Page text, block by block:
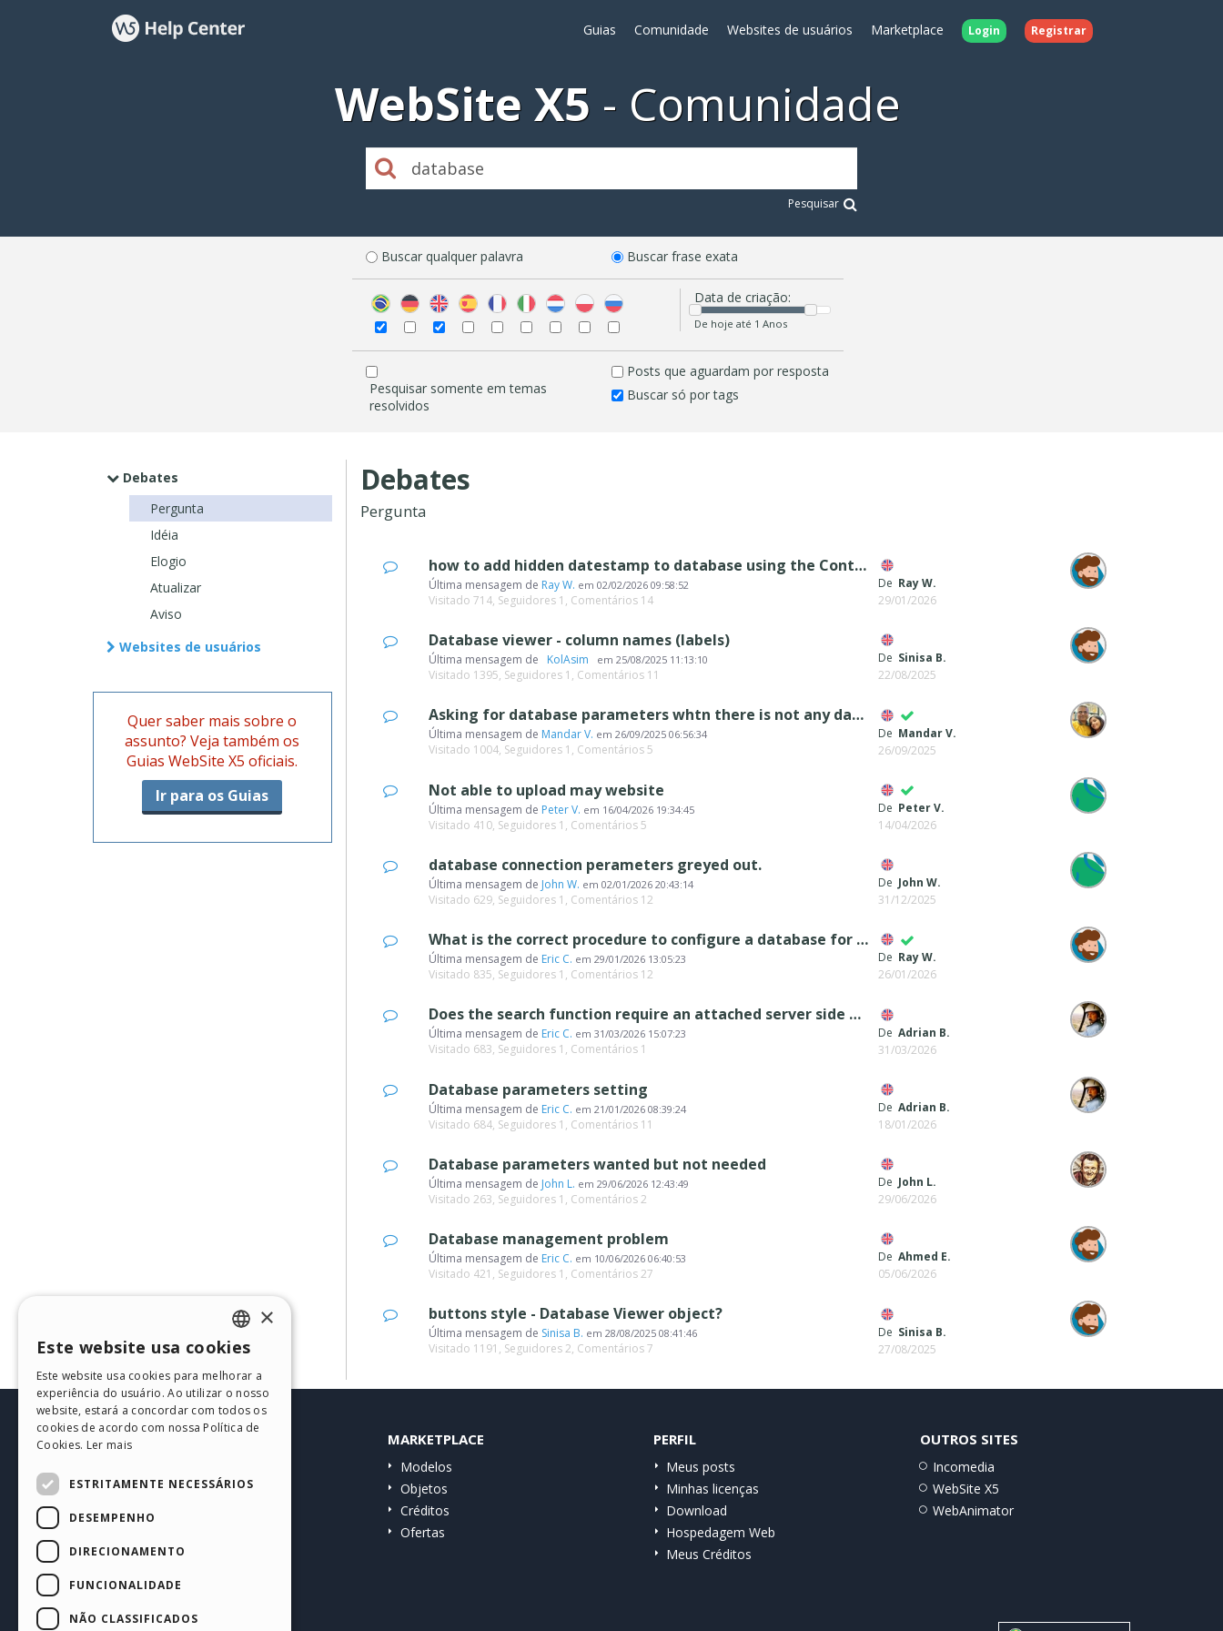
Guias Comunidade Websites de usuários Marketplace Login Registrar
WebSite X5 Comunidade
Pesquisar
Buscar qualquer palavra Buscar frase exata
Data de criação:
De hoje até 1 Anos
Pesquisar somente em temas
resolvidos
Posts que aguardam por resposta
Buscar só por tags
Debates
Pergunta
Idéia
Elogio
Atualizar
Aviso
Websites de usuários
Quer saber mais sobre o
assunto? Veja também os
Guias WebSite X5 oficiais.
Ir para os Guias
Debates
Pergunta
how to add hidden datestamp to database using the Contact Form obj?
Última mensagem de Ray W. em02/02/2026 09:58:52
Visitado 714, Seguidores 1, Comentários 14
De Ray W.
29/01/2026
Database viewer - column names (labels)
Última mensagem de ‪ KolAsim ‪ ‪ em25/08/2025 11:13:10
Visitado 1395, Seguidores 1, Comentários 11
De Sinisa B.
22/08/2025
Asking for database parameters whtn there is not any database connected to site
Última mensagem de Mandar V. em26/09/2025 06:56:34
Visitado 1004, Seguidores 1, Comentários 5
De Mandar V.
26/09/2025
Not able to upload may website
Última mensagem de Peter V. em 16/04/2026 19:34:45
Visitado 410, Seguidores 1, Comentários 5
De Peter V.
14/04/2026
database connection perameters greyed out.
Última mensagem de John W. em02/01/2026 20:43:14
Visitado 629, Seguidores 1, Comentários 12
De John W.
31/12/2025
What is the correct procedure to configure a database for contact form obj.
Última mensagem de Eric C. em29/01/2026 13:05:23
Visitado 835, Seguidores 1, Comentários 12
De Ray W.
26/01/2026
Does the search function require an attached server side database?
Última mensagem de Eric C. em31/03/2026 15:07:23
Visitado 683, Seguidores 1, Comentários 1
De Adrian B.
31/03/2026
Database parameters setting
Última mensagem de Eric C. em21/01/2026 08:39:24
Visitado 684, Seguidores 1, Comentários 11
De Adrian B.
18/01/2026
Database parameters wanted but not needed
Última mensagem de John L. em29/06/2026 12:43:49
Visitado 263, Seguidores 1, Comentários 2
De John L.
29/06/2026
Database management problem
Última mensagem de Eric C. em 10/06/2026 06:40:53
Visitado 421, Seguidores 1, Comentários 27
De Ahmed E.
05/06/2026
buttons style - Database Viewer object?
Última mensagem de Sinisa B. em28/08/2025 08:41:46
Visitado 1191, Seguidores 2, Comentários 7
De Sinisa B.
27/08/2025
HELP CENTER
Comunidade
Websites de usuários
MARKETPLACE
Modelos
Objetos
Créditos
Ofertas
PERFIL
Meus posts
Minhas licenças
Download
Hospedagem Web
Meus Créditos
OUTROS SITES
Incomedia
WebSite X5
WebAnimator
ENGLISH
ITALIAN
GERMAN
PORTUGUESE
×
Este website usa cookies
Este website usa cookies para melhorar a
experiência do usuário. Ao utilizar o nosso
website, estará a concordar com todos os
cookies de acordo com nossa Política de
Cookies. Ler mais
ESTRITAMENTE NECESSÁRIOS
DESEMPENHO
DIRECIONAMENTO
FUNCIONALIDADE
NÃO CLASSIFICADOS